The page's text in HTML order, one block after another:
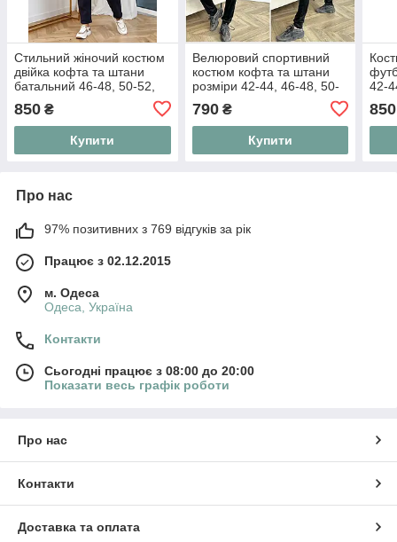
Стильний жіночий костюм
двійка кофта та штани
батальний 46-48, 50-52,
850 ₴
Купити
Велюровий спортивний
костюм кофта та штани
розміри 42-44, 46-48, 50-
790₴
Купити
42-
850
Про нас
97% позитивних з 769 відгуків за рік
Працює з 02.12.2015
м. Одеса
Одеса, Україна
Контакти
Сьогодні працює з 08:00 до 20:00
Показати весь графік роботи
Про нас
Контакти
Доставка та оплата